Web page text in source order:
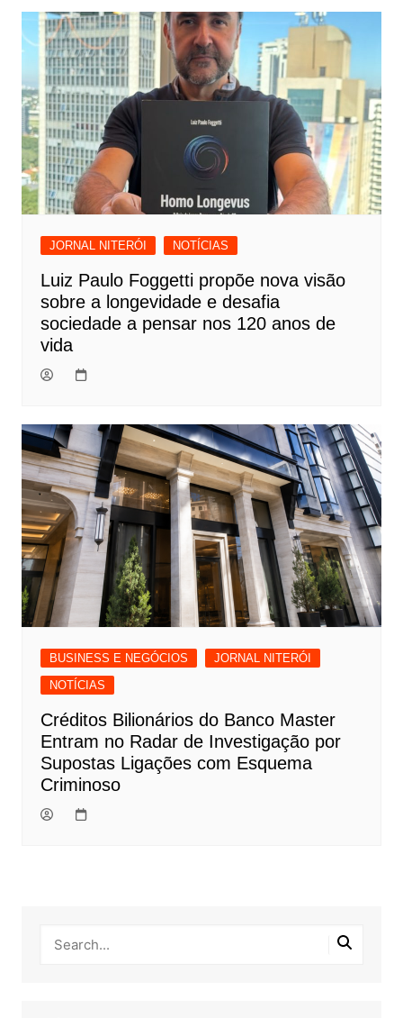
JORNAL NITERÓI NOTÍCIAS
Luiz Paulo Foggetti propõe nova visão
sobre a longevidade e desafia
sociedade a pensar nos 120 anos de
vida
BUSINESS E NEGÓCIOS
JORNAL NITERÓI
NOTÍCIAS
Créditos Bilionários do Banco Master
Entram no Radar de Investigação por
Supostas Ligações com Esquema
Criminoso